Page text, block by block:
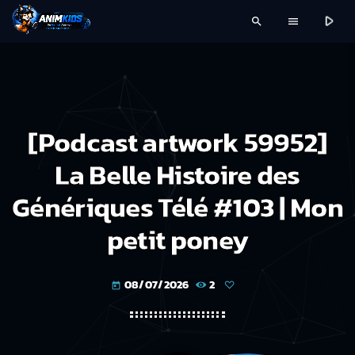
search menu play_arrow
[Podcast artwork 59952]
La Belle Histoire des
Génériques Télé #103 | Mon
petit poney
today 08/07/2026 2